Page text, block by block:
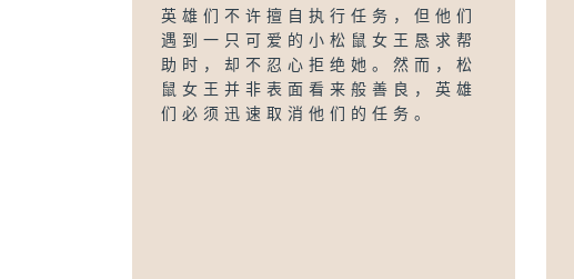
英雄们不许擅自执行任务，但他们
遇到一只可爱的小松鼠女王恳求帮
助时，却不忍心拒绝她。然而，松
鼠女王并非表面看来般善良，英雄
们必须迅速取消他们的任务。